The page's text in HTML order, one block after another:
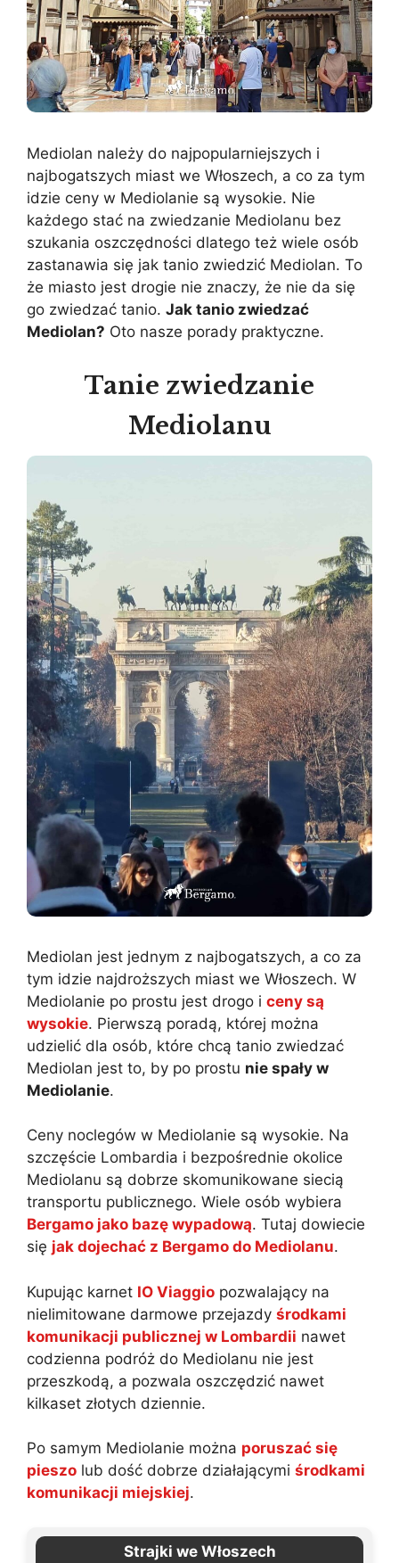
Mediolan należy do najpopularniejszych i
najbogatszych miast we Włoszech, a co za tym
idzie ceny w Mediolanie są wysokie. Nie
każdego stać na zwiedzanie Mediolanu bez
szukania oszczędności dlatego też wiele osób
zastanawia się jak tanio zwiedzić Mediolan. To
że miasto jest drogie nie znaczy, że nie da się
go zwiedzać tanio. Jak tanio zwiedzać
Mediolan? Oto nasze porady praktyczne.
Tanie zwiedzanie
Mediolanu
Mediolan jest jednym z najbogatszych, a co za
tym idzie najdroższych miast we Włoszech. W
Mediolanie po prostu jest drogo i ceny są
wysokie. Pierwszą poradą, której można
udzielić dla osób, które chcą tanio zwiedzać
Mediolan jest to, by po prostu nie spały w
Mediolanie.
Ceny noclegów w Mediolanie są wysokie. Na
szczęście Lombardia i bezpośrednie okolice
Mediolanu są dobrze skomunikowane siecią
transportu publicznego. Wiele osób wybiera
Bergamo jako bazę wypadową. Tutaj dowiecie
się jak dojechać z Bergamo do Mediolanu.
Kupując karnet IO Viaggio pozwalający na
nielimitowane darmowe przejazdy środkami
komunikacji publicznej w Lombardii nawet
codzienna podróż do Mediolanu nie jest
przeszkodą, a pozwala oszczędzić nawet
kilkaset złotych dziennie.
Po samym Mediolanie można poruszać się
pieszo lub dość dobrze działającymi środkami
komunikacji miejskiej.
Strajki we Włoszech